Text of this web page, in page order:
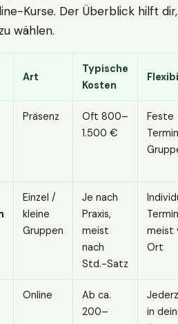
Kurse. Der Überblick hilft dir,
wählen.
Art
Typische
Kosten
Präsenz
Oft 800–
1.500 €
Feste
Einzel /
kleine
Gruppen
Je nach
Praxis,
meist
nach
Std.-Satz
meist
Ort
Online
Ab ca.
200–
in